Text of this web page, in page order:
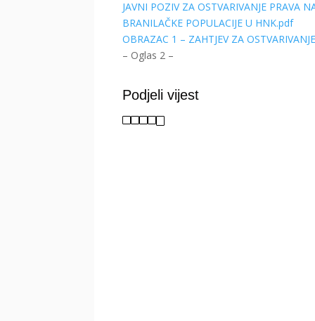
JAVNI POZIV ZA OSTVARIVANJE PRAVA
BRANILAČKE POPULACIJE U HNK.pdf
OBRAZAC 1 – ZAHTJEV ZA
– Oglas 2 –
Podjeli vijest